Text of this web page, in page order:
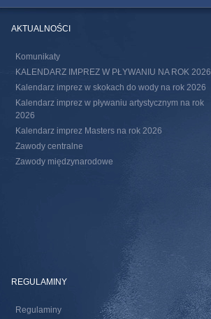
AKTUALNOŚCI
Komunikaty
KALENDARZ IMPREZ W PŁYWANIU NA ROK 2026
Kalendarz imprez w skokach do wody na rok 2026
Kalendarz imprez w pływaniu artystycznym na rok
2026
Kalendarz imprez Masters na rok 2026
Zawody centralne
Zawody międzynarodowe
REGULAMINY
Regulaminy